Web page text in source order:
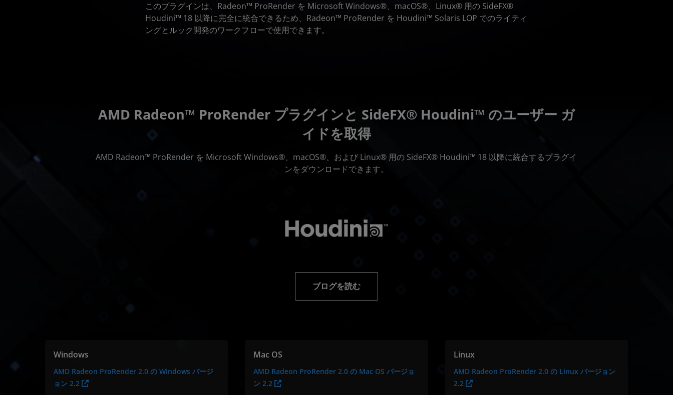
このプラグインは、Radeon™ ProRender を Microsoft Windows®、macOS®、Linux® 用の SideFX®
Houdini™ 18 以降に完全に統合できるため、Radeon™ ProRender を Houdini™ Solaris LOP でのライティ
ングとルック開発のワークフローで使用できます。
AMD Radeon™ ProRender プラグインと SideFX® Houdini™ のユーザー ガ
イドを取得
AMD Radeon™ ProRender を Microsoft Windows®、macOS®、および Linux® 用の SideFX® Houdini™ 18 以降に統合するプラグイ
ンをダウンロードできます。
ブログを読む
Windows
AMD Radeon ProRender 2.0 の Windows バージ
ョン 2.2
Mac OS
AMD Radeon ProRender 2.0 の Mac OS バージョ
ン 2.2
Linux
AMD Radeon ProRender 2.0 の Linux バージョン
2.2